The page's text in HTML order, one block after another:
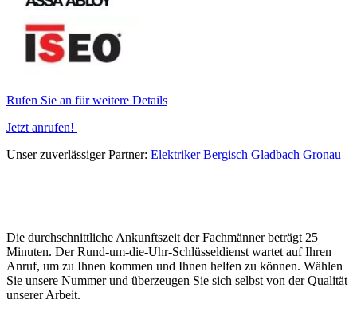
Rufen Sie an für weitere Details
Jetzt anrufen!
Unser zuverlässiger Partner: Elektriker Bergisch Gladbach Gronau
Die durchschnittliche Ankunftszeit der Fachmänner beträgt 25
Minuten. Der Rund-um-die-Uhr-Schlüsseldienst wartet auf Ihren
Anruf, um zu Ihnen kommen und Ihnen helfen zu können. Wählen
Sie unsere Nummer und überzeugen Sie sich selbst von der Qualität
unserer Arbeit.